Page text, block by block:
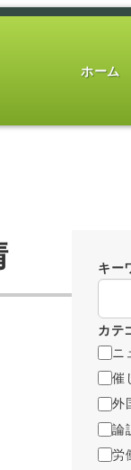
ホーム
キー
カテ
ニ
催
外
論
労